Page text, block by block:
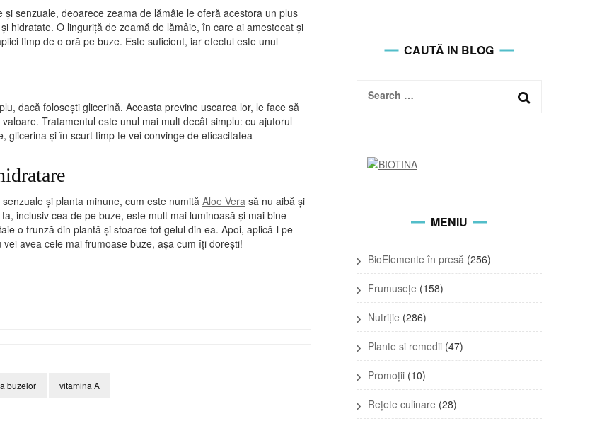
senzuale, deoarece zeama de lămâie le oferă acestora un plus
hidratate. O linguriță de zeamă de lămâie, în care ai amestecat și
timp de o oră pe buze. Este suficient, iar efectul este unul
dacă folosești glicerină. Aceasta previne uscarea lor, le face să
Tratamentul este unul mai mult decât simplu: cu ajutorul
glicerina și în scurt timp te vei convinge de eficacitatea
și planta minune, cum este numită Aloe Vera să nu aibă și
inclusiv cea de pe buze, este mult mai luminoasă și mai bine
o frunză din plantă și stoarce tot gelul din ea. Apoi, aplică-l pe
avea cele mai frumoase buze, așa cum îți dorești!
buzelor vitamina A
CAUTĂ IN BLOG
Search
MENIU
BioElemente în presă(256)
Frumusețe (158)
Nutriție (286)
Plante si remedii(47)
Promoții(10)
Rețete culinare (28)